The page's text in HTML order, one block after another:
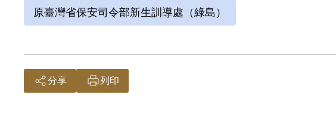
原臺灣省保安司令部新生訓導處（綠島）
分享 列印